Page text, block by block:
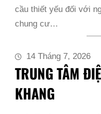
cầu thiết yếu đối với
chung cư…
14 Tháng 7, 2026
TRUNG TÂM
KHANG